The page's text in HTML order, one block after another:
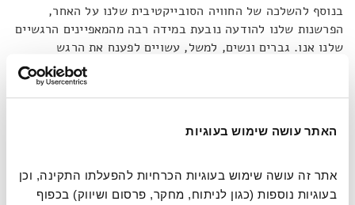
האתר עושה שימוש בעוגיות
בנוסף להשלכה של החוויה הסובייקטיבית שלנו על האחר,
הפרשנות שלנו להודעה נובעת במידה רבה מהמאפיינים הרגשיים
שלנו אנו. גברים ונשים, למשל, עשויים לפענח את הרגש
שמאחורי טקסט מסוים בצורה שונה. לדוגמה, במחקרים שערכה
דיוויס נמצא כי לאחר שקראו הודעה מ'בוב' (דמות פיקטיבית)
שאומרת"אשתי פספסה את יום הנישואין העשירי שלנו",גברים
, מציינת דייוויס,
יכולה לומר בביטחון שכישורי פענוח הרגשות שלנו מושפעים